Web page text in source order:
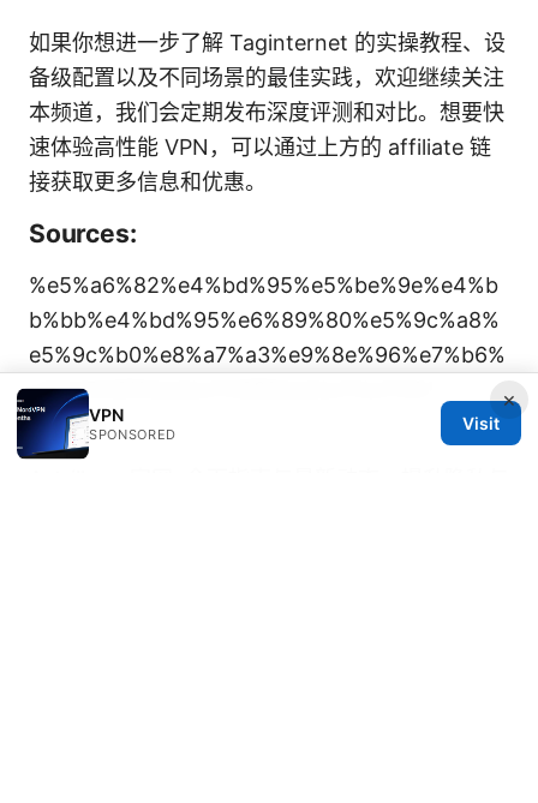
如果你想进一步了解 Taginternet 的实操教程、设
备级配置以及不同场景的最佳实践，欢迎继续关注
本频道，我们会定期发布深度评测和对比。想要快
速体验高性能 VPN，可以通过上方的 affiliate 链
接获取更多信息和优惠。
Sources:
%e5%a6%82%e4%bd%95%e5%be%9e%e4%b
b%bb%e4%bd%95%e6%89%80%e5%9c%a8%
e5%9c%b0%e8%a7%a3%e9%8e%96%e7%b6%
ad%e5%9f%ba%e7%99%be%e7%a7%91
purevpn
×
VPN
SPONSORED
Visit